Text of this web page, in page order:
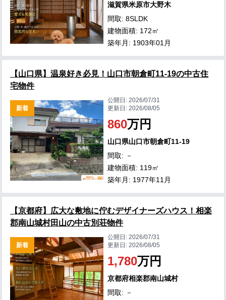
滋賀県米原市大野木
間取: 8SLDK
建物面積: 172㎡
築年月: 1903年01月
【山口県】温泉好き必見！山口市朝倉町11-19の中古住
宅物件
新着
公開日:2026/07/31
更新日:2026/08/05
860万円
山口県山口市朝倉町11-19
間取: －
建物面積: 119㎡
築年月: 1977年11月
【京都府】広大な敷地に佇むデザイナーズハウス！相楽
郡南山城村田山の中古別荘物件
新着
公開日:2026/07/31
更新日:2026/08/05
1,780万円
京都府相楽郡南山城村
間取: －